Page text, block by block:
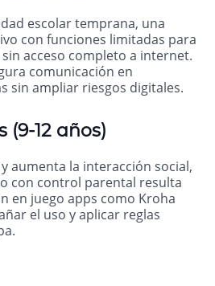
escolar temprana, una
con funciones limitadas para
acceso completo a internet.
comunicación en
sin ampliar riesgos digitales.
(9-12 años)
aumenta la interacción social,
con control parental resulta
en juego apps como Kroha
el uso y aplicar reglas